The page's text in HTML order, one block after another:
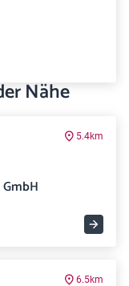
Nähe
5.4km
6.5km